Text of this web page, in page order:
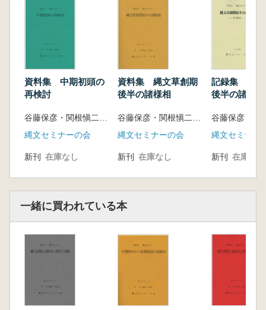
資料集 中期初頭の
再検討
谷藤保彦・関根愼二 編
縄文セミナーの会
新刊 在庫なし
資料集 縄文草創期
後半の諸様相
谷藤保彦・関根愼二 編
縄文セミナーの会
新刊 在庫なし
記録集 縄文
後半の諸様
縄文セミナー
新刊 在庫なし
一緒に買われている本